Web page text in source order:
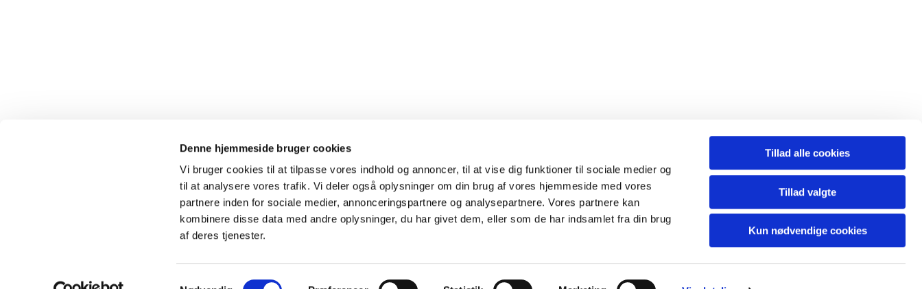
Denne hjemmeside bruger cookies
Vi bruger cookies til at tilpasse vores indhold og annoncer, til at vise dig funktioner til sociale medier og
til at analysere vores trafik. Vi deler også oplysninger om din brug af vores hjemmeside med vores
partnere inden for sociale medier, annonceringspartnere og analysepartnere. Vores partnere kan
kombinere disse data med andre oplysninger, du har givet dem, eller som de har indsamlet fra din brug
af deres tjenester.
Samtykkevalg
Tillad alle cookies
Tillad valgte
Kun nødvendige cookies
Privatlivspolitik Log på ChurchDesk